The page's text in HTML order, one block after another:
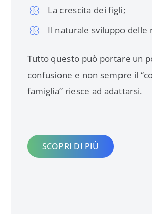
La crescita dei figli;
Il naturale sviluppo delle
Tutto questo può portare un
confusione e non sempre il
famiglia” riesce ad adattarsi.
SCOPRI DI PIÙ